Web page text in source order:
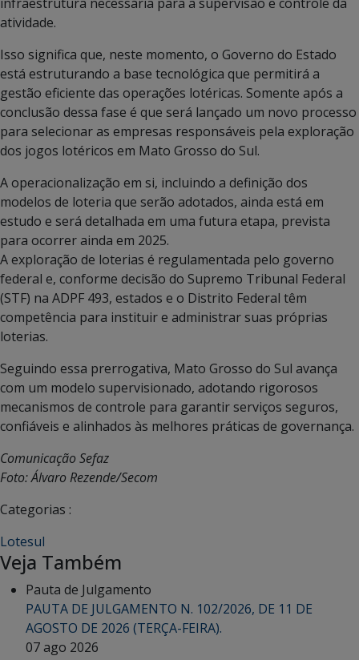
atividade.
Isso significa que, neste momento, o Governo do Estado
está estruturando a base tecnológica que permitirá a
gestão eficiente das operações lotéricas. Somente após a
conclusão dessa fase é que será lançado um novo processo
para selecionar as empresas responsáveis pela exploração
dos jogos lotéricos em Mato Grosso do Sul.
A operacionalização em si, incluindo a definição dos
modelos de loteria que serão adotados, ainda está em
estudo e será detalhada em uma futura etapa, prevista
para ocorrer ainda em 2025.
A exploração de loterias é regulamentada pelo governo
federal e, conforme decisão do Supremo Tribunal Federal
(STF) na ADPF 493, estados e o Distrito Federal têm
competência para instituir e administrar suas próprias
loterias.
Seguindo essa prerrogativa, Mato Grosso do Sul avança
com um modelo supervisionado, adotando rigorosos
mecanismos de controle para garantir serviços seguros,
confiáveis e alinhados às melhores práticas de governança.
Comunicação Sefaz
Foto: Álvaro Rezende/Secom
Categorias :
Lotesul
Veja Também
Pauta de Julgamento
PAUTA DE JULGAMENTO N. 102/2026, DE 11 DE
AGOSTO DE 2026 (TERÇA-FEIRA).
07 ago 2026